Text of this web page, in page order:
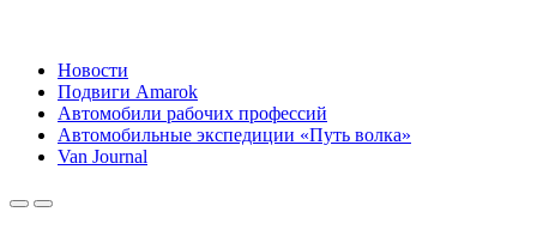
Новости
Подвиги Amarok
Автомобили рабочих профессий
Автомобильные экспедиции «Путь волка»
Van Journal